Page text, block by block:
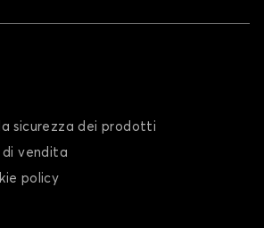
sicurezza dei prodotti
di vendita
policy